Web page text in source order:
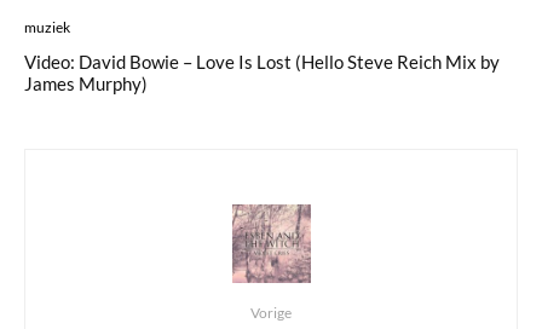
muziek
Video: David Bowie – Love Is Lost (Hello Steve Reich Mix by
James Murphy)
Vorige